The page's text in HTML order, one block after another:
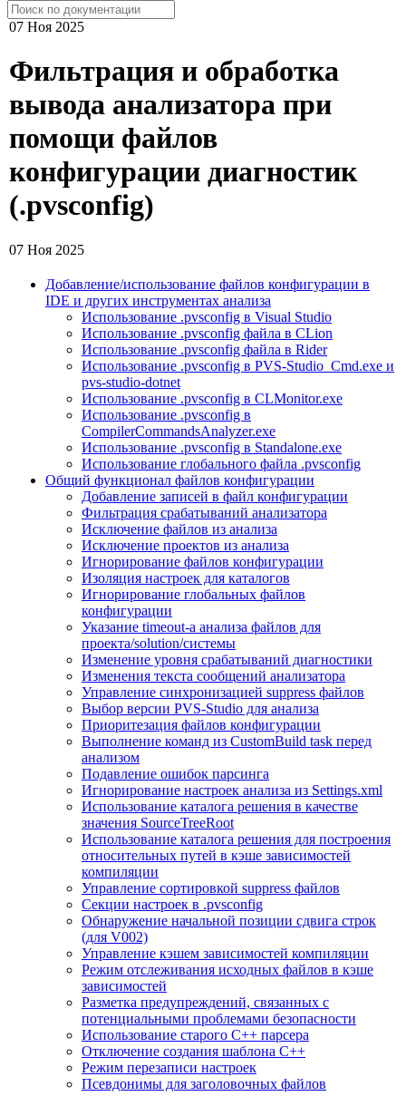
07 Ноя 2025
Фильтрация и обработка
вывода анализатора при
помощи файлов
конфигурации диагностик
(.pvsconfig)
07 Ноя 2025
Добавление/использование файлов конфигурации в
IDE и других инструментах анализа
Использование .pvsconfig в Visual Studio
Использование .pvsconfig файла в CLion
Использование .pvsconfig файла в Rider
Использование .pvsconfig в PVS-Studio_Cmd.exe и
pvs-studio-dotnet
Использование .pvsconfig в CLMonitor.exe
Использование .pvsconfig в
CompilerCommandsAnalyzer.exe
Использование .pvsconfig в Standalone.exe
Использование глобального файла .pvsconfig
Общий функционал файлов конфигурации
Добавление записей в файл конфигурации
Фильтрация срабатываний анализатора
Исключение файлов из анализа
Исключение проектов из анализа
Игнорирование файлов конфигурации
Изоляция настроек для каталогов
Игнорирование глобальных файлов
конфигурации
Указание timeout-а анализа файлов для
проекта/solution/системы
Изменение уровня срабатываний диагностики
Изменения текста сообщений анализатора
Управление синхронизацией suppress файлов
Выбор версии PVS-Studio для анализа
Приоритезация файлов конфигурации
Выполнение команд из CustomBuild task перед
анализом
Подавление ошибок парсинга
Игнорирование настроек анализа из Settings.xml
Использование каталога решения в качестве
значения SourceTreeRoot
Использование каталога решения для построения
относительных путей в кэше зависимостей
компиляции
Управление сортировкой suppress файлов
Секции настроек в .pvsconfig
Обнаружение начальной позиции сдвига строк
(для V002)
Управление кэшем зависимостей компиляции
Режим отслеживания исходных файлов в кэше
зависимостей
Разметка предупреждений, связанных с
потенциальными проблемами безопасности
Использование старого С++ парсера
Отключение создания шаблона С++
Режим перезаписи настроек
Псевдонимы для заголовочных файлов